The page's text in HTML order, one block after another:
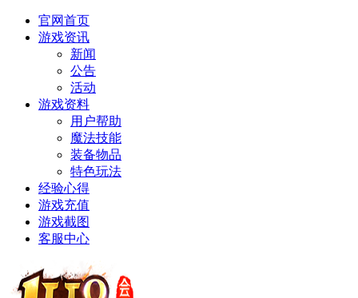
官网首页
游戏资讯
新闻
公告
活动
游戏资料
用户帮助
魔法技能
装备物品
特色玩法
经验心得
游戏充值
游戏截图
客服中心